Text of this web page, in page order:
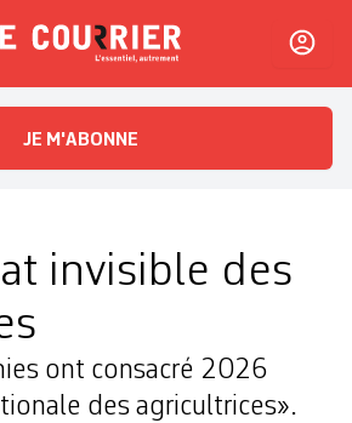
L'essentiel, autrement
JE M'ABONNE
invisible des
ont consacré 2026
des agricultrices».